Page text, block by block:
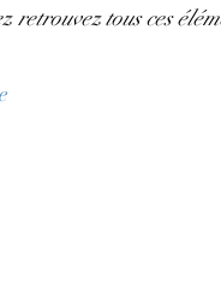
retrouvez tous ces